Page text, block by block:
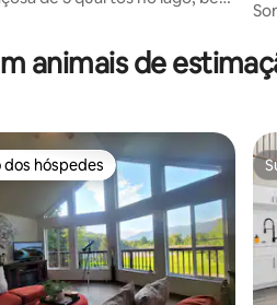
animais de
dos hóspedes
dos hóspedes